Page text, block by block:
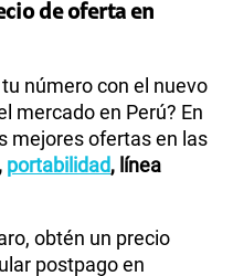
de oferta en
número con el nuevo
mercado en Perú? En
mejores ofertas en las
, portabilidad, línea
obtén un precio
postpago en